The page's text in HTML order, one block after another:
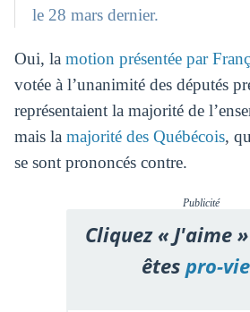
le 28 mars dernier.
Oui, la motion présentée par
votée à l’unanimité des députés
représentaient la majorité de
mais la majorité des Québécois,
se sont prononcés contre.
Publicité
Cliquez « J'aime
êtespro-vie